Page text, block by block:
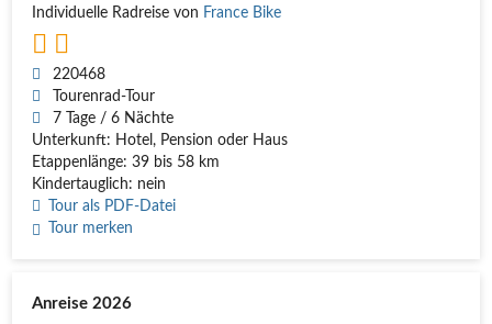
Individuelle Radreise von France Bike
220468
Tourenrad-Tour
7 Tage / 6 Nächte
Unterkunft: Hotel, Pension oder Haus
Etappenlänge: 39 bis 58 km
Kindertauglich: nein
Tour als PDF-Datei
Tour merken
Anreise 2026